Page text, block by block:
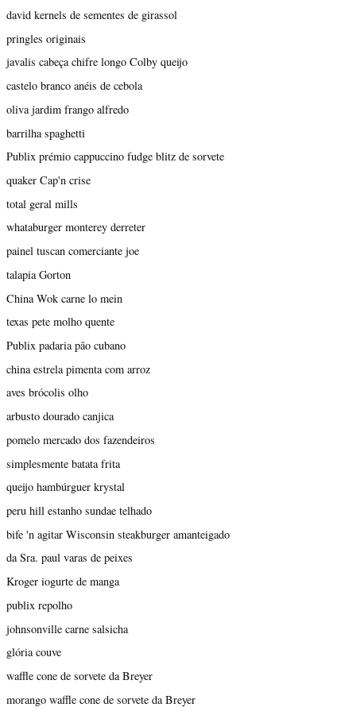
david kernels de sementes de girassol
pringles originais
javalis cabeça chifre longo Colby queijo
castelo branco anéis de cebola
oliva jardim frango alfredo
barrilha spaghetti
Publix prémio cappuccino fudge blitz de sorvete
quaker Cap'n crise
total geral mills
whataburger monterey derreter
painel tuscan comerciante joe
talapia Gorton
China Wok carne lo mein
texas pete molho quente
Publix padaria pão cubano
china estrela pimenta com arroz
aves brócolis olho
arbusto dourado canjica
pomelo mercado dos fazendeiros
simplesmente batata frita
queijo hambúrguer krystal
peru hill estanho sundae telhado
bife 'n agitar Wisconsin steakburger amanteigado
da Sra. paul varas de peixes
Kroger iogurte de manga
publix repolho
johnsonville carne salsicha
glória couve
waffle cone de sorvete da Breyer
morango waffle cone de sorvete da Breyer